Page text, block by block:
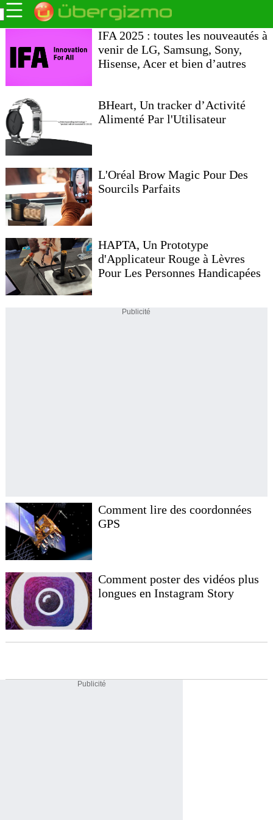
IFA 2025 : toutes les nouveautés à
venir de LG, Samsung, Sony,
Hisense, Acer et bien d’autres
BHeart, Un tracker d’Activité
Alimenté Par l'Utilisateur
L'Oréal Brow Magic Pour Des
Sourcils Parfaits
HAPTA, Un Prototype
d'Applicateur Rouge à Lèvres
Pour Les Personnes Handicapées
Publicité
Comment lire des coordonnées
GPS
Comment poster des vidéos plus
longues en Instagram Story
Publicité